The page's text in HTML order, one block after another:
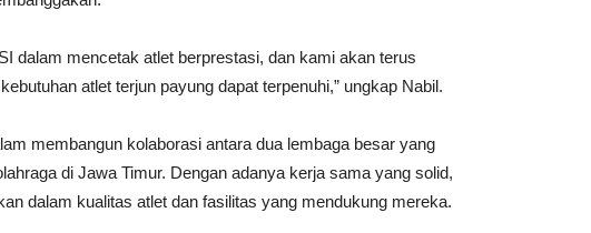
dalam mencetak atlet berprestasi, dan kami akan terus
atlet terjun payung dapat terpenuhi,” ungkap Nabil.
membangun kolaborasi antara dua lembaga besar yang
di Jawa Timur. Dengan adanya kerja sama yang solid,
dalam kualitas atlet dan fasilitas yang mendukung mereka.